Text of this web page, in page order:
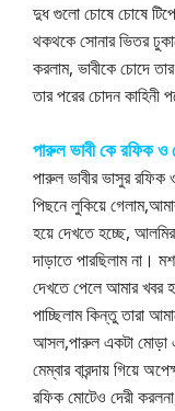
দুধ গুলো চোষে চোষে
থকথকে সোনার ভিতর
করলাম, ভাবীকে চোদে
তার পরের চোদন কাহিনী
পারুল ভাবী কে রফিক ও
পারুল ভাবীর ভাসুর
পিছনে লুকিয়ে
হয়ে দেখতে হচ্ছে,
দাড়াতে পারছিলাম না।
দেখতে পেলে আমার খবর
পাচ্ছিলাম কিন্তু তারা
আসল,পারুল একটা মোড়া
মেম্বার বারন্দায় গিয়ে
রফিক মোটেও দেরী